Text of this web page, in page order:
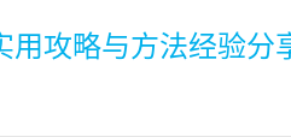
用攻略与方法经验分